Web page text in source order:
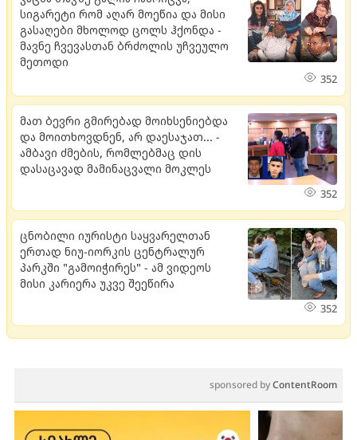
სიგარეტი რომ აღარ მოეწია და მისი
გასაღები მხოლოდ ცოლს ჰქონდა -
მავნე ჩვევასთან ბრძოლის უჩვეულო
მეთოდი
352
მათ ბევრი გმირებად მოიხსენიებდა
და მოითხოვდნენ, არ დაესაჯათ... -
ამბავი ძმების, რომლებმაც დის
დასაცავად მამინაცვალი მოკლეს
352
ცნობილი იურისტი საყვარელთან
ერთად ნიუ-იორკის ცენტრალურ
პარკში "გამოიჭირეს" - ამ ვიდეოს
მისი კარიერა უკვე შეეწირა
352
sponsored byContentRoom